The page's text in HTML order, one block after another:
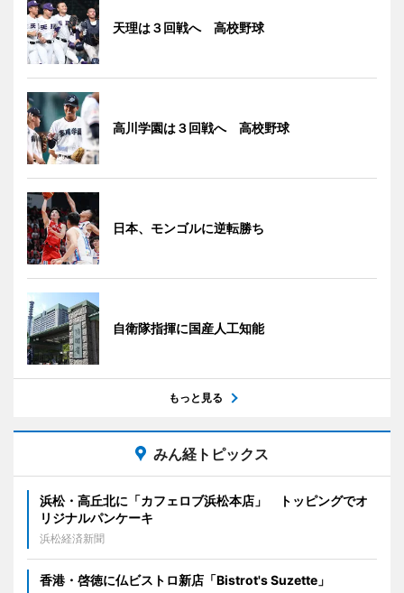
天理は３回戦へ 高校野球
高川学園は３回戦へ 高校野球
日本、モンゴルに逆転勝ち
自衛隊指揮に国産人工知能
もっと見る
みん経トピックス
浜松・高丘北に「カフェロブ浜松本店」 トッピングでオ
リジナルパンケーキ
浜松経済新聞
香港・啓徳に仏ビストロ新店「Bistrot's Suzette」